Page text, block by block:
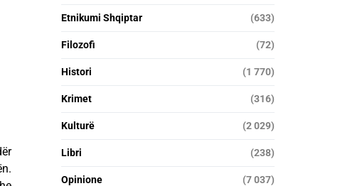
Etnikumi Shqiptar (633)
Filozofi (72)
Histori (1 770)
Krimet (316)
Kulturë (2 029)
Libri (238)
Opinione (7 037)